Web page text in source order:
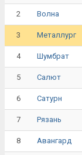
2 Волна
3 Металлург
4 Шумбрат
5 Салют
6 Сатурн
7 Рязань
8 Авангард